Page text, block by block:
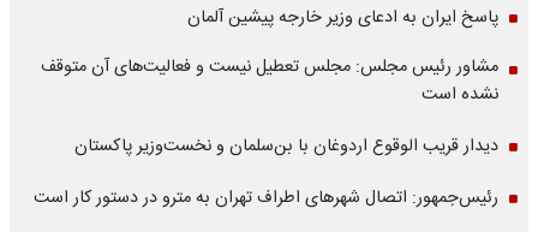
پاسخ ایران به ادعای وزیر خارجه پیشین آلمان
مشاور رئیس مجلس: مجلس تعطیل نیست و فعالیت‌های آن متوقف
نشده است
دیدار قریب الوقوع اردوغان با بن‌سلمان و نخست‌وزیر پاکستان
رئیس‌جمهور: اتصال شهرهای اطراف تهران به مترو در دستور کار است